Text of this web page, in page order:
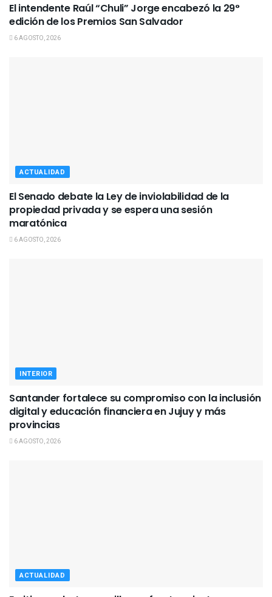
El intendente Raúl “Chuli” Jorge encabezó la 29°
edición de los Premios San Salvador
6 AGOSTO, 2026
ACTUALIDAD
El Senado debate la Ley de inviolabilidad de la
propiedad privada y se espera una sesión
maratónica
6 AGOSTO, 2026
INTERIOR
Santander fortalece su compromiso con la inclusión
digital y educación financiera en Jujuy y más
provincias
6 AGOSTO, 2026
ACTUALIDAD